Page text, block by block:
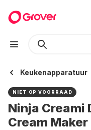
Keukenapparatuur
NIET OP VOORRAAD
Ninja Creami
Cream Maker